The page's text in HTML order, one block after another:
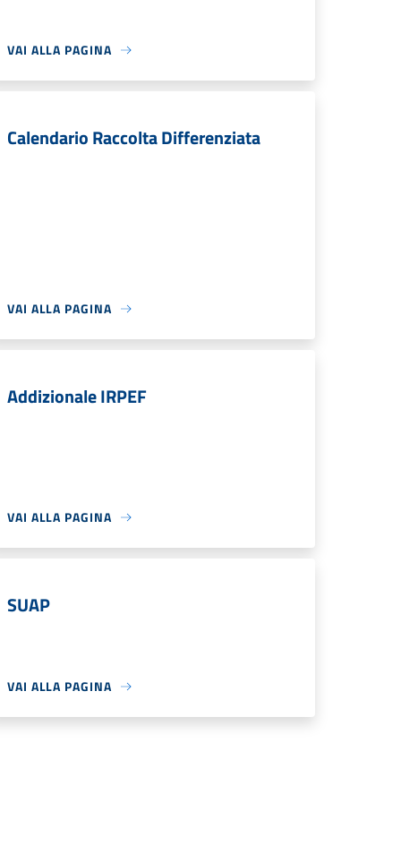
VAI ALLA PAGINA
Calendario Raccolta Differenziata
VAI ALLA PAGINA
Addizionale IRPEF
VAI ALLA PAGINA
SUAP
VAI ALLA PAGINA